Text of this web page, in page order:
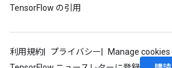
TensorFlow の引用
利用規約 プライバシー
Manage cookies